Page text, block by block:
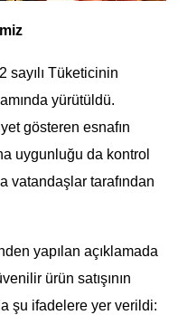
sayılı Tüketicinin
yürütüldü.
gösteren esnafın
uygunluğu da kontrol
vatandaşlar tarafından
yapılan açıklamada
ürün satışının
şu ifadelere yer verildi: